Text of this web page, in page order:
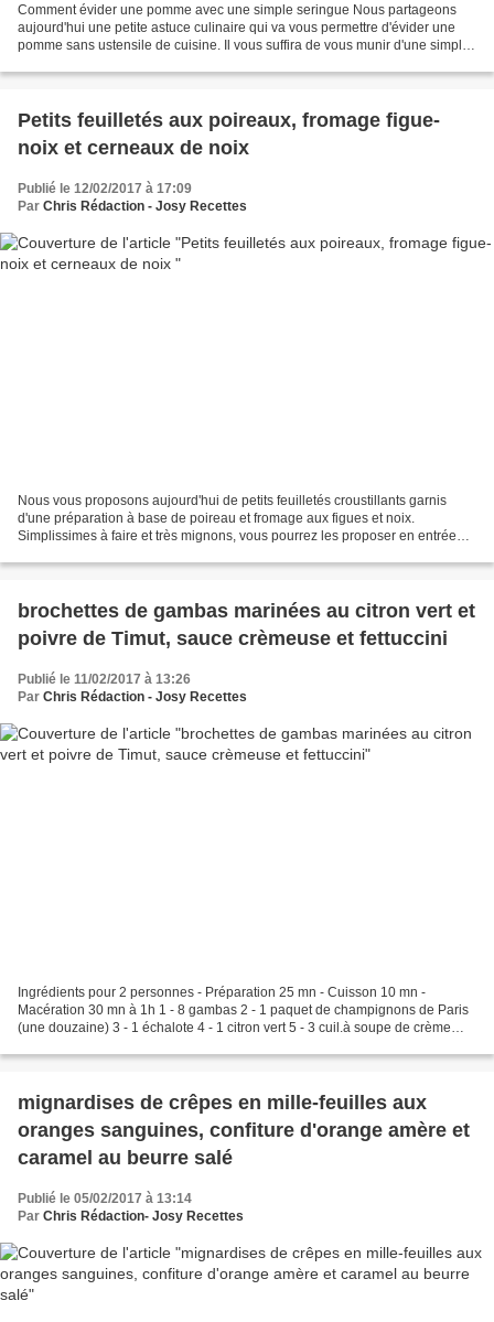
Comment évider une pomme avec une simple seringue Nous partageons
aujourd'hui une petite astuce culinaire qui va vous permettre d'évider une
pomme sans ustensile de cuisine. Il vous suffira de vous munir d'une simple
Petits feuilletés aux poireaux, fromage figue-
noix et cerneaux de noix
Publié le 12/02/2017 à 17:09
Par Chris Rédaction - Josy Recettes
Nous vous proposons aujourd'hui de petits feuilletés croustillants garnis
d'une préparation à base de poireau et fromage aux figues et noix.
Simplissimes à faire et très mignons, vous pourrez les proposer en entrée
brochettes de gambas marinées au citron vert et
poivre de Timut, sauce crèmeuse et fettuccini
Publié le 11/02/2017 à 13:26
Par Chris Rédaction - Josy Recettes
Ingrédients pour 2 personnes - Préparation 25 mn - Cuisson 10 mn -
Macération 30 mn à 1h 1 - 8 gambas 2 - 1 paquet de champignons de Paris
(une douzaine) 3 - 1 échalote 4 - 1 citron vert 5 - 3 cuil.à soupe de crème
mignardises de crêpes en mille-feuilles aux
oranges sanguines, confiture d'orange amère et
caramel au beurre salé
Publié le 05/02/2017 à 13:14
Par Chris Rédaction- Josy Recettes